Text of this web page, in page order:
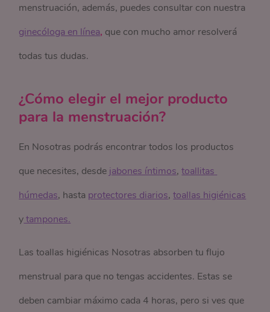
menstruación, además, puedes consultar con nuestra
ginecóloga en línea, que con mucho amor resolverá
todas tus dudas.
¿Cómo elegir el mejor producto
para la menstruación?
En Nosotras podrás encontrar todos los productos
que necesites, desde jabones íntimos,toallitas
húmedas, hasta protectores diarios,toallas higiénicas
y tampones.
Las toallas higiénicas Nosotras absorben tu flujo
menstrual para que no tengas accidentes. Estas se
deben cambiar máximo cada 4 horas, pero si ves que